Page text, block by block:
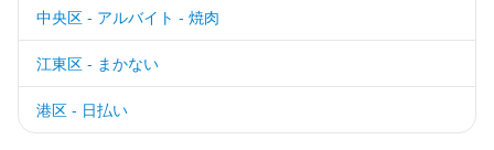
中央区 - アルバイト - 焼肉
江東区 - まかない
港区 - 日払い